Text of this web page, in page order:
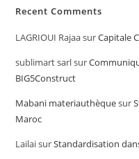
Recent Comments
LAGRIOUI RajaasurCapitale
sublimart sarlsur
BIG5Construct
Mabani materiauthèquesur
Maroc
LailaisurStandardisation